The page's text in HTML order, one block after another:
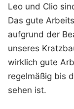
Leo und Clio
Das gute
aufgrund der
unseres
wirklich gute
regelmäßig bis
sehen ist.